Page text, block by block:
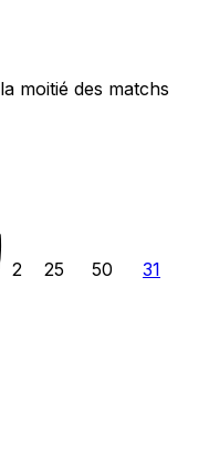
moitié des matchs
2 25 50 31